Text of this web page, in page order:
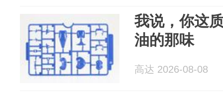
掉进了水里
我说，你这
油的那味
高达 2026-08-08